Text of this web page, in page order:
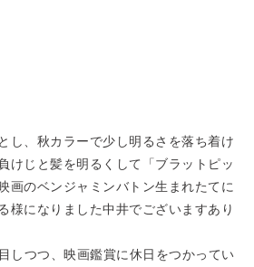
し、秋カラーで少し明るさを落ち着け
けじと髪を明るくして「ブラットピッ
画のベンジャミンバトン生まれたてに
様になりました中井でございますあり
しつつ、映画鑑賞に休日をつかってい